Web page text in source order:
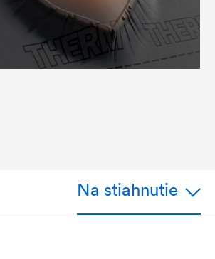
Na stiahnutie